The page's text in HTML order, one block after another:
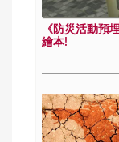
《防災活動預
繪本!